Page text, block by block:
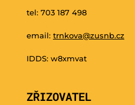
tel: 703 187 498
email: trnkova@zusnb.cz
IDDS: w8xmvat
ZŘIZOVATEL